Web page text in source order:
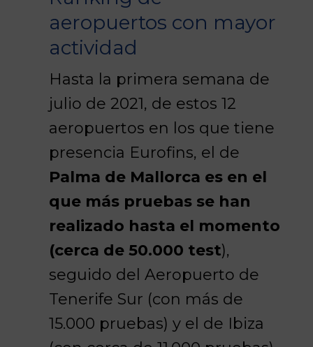
aeropuertos con mayor
actividad
Hasta la primera semana de
julio de 2021, de estos 12
aeropuertos en los que tiene
presencia Eurofins, el de
Palma de Mallorca es en el
que más pruebas se han
realizado hasta el momento
(cerca de 50.000 test),
seguido del Aeropuerto de
Tenerife Sur (con más de
15.000 pruebas) y el de Ibiza